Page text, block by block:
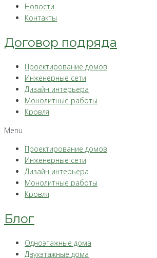
Новости
Контакты
Договор подряда
Проектирование домов
Инженерные сети
Дизайн интерьера
Монолитные работы
Кровля
Menu
Проектирование домов
Инженерные сети
Дизайн интерьера
Монолитные работы
Кровля
Блог
Одноэтажные дома
Двухэтажные дома